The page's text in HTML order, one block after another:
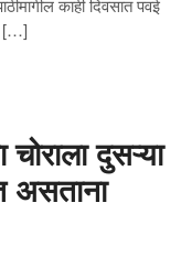
काही दिवसात पवई
[…]
चोराला दुसऱ्या
असताना